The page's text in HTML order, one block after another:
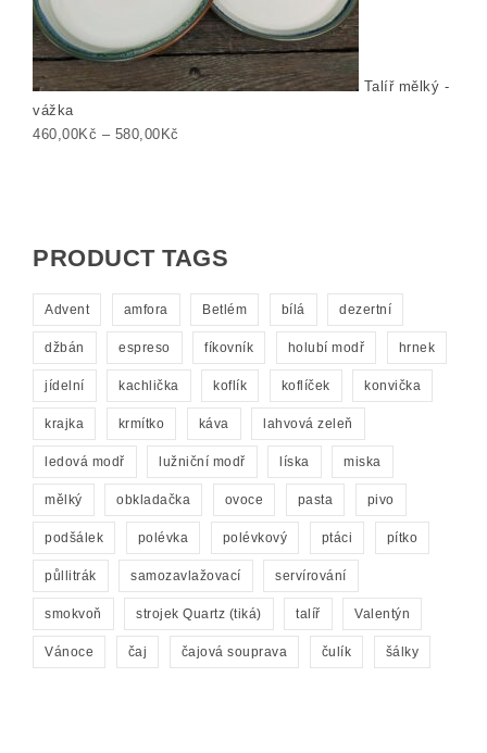
Talíř mělký -
vážka
460,00Kč – 580,00 Kč
PRODUCT TAGS
Advent amfora Betlém bílá dezertní
džbán espreso fíkovník holubí modř hrnek
jídelní kachlička koflík koflíček konvička
krajka krmítko káva lahvová zeleň
ledová modř lužniční modř líska miska
mělký obkladačka ovoce pasta pivo
podšálek polévka polévkový ptáci pítko
půllitrák samozavlažovací servírování
smokvoň strojek Quartz (tiká) talíř Valentýn
Vánoce čaj čajová souprava čulík šálky